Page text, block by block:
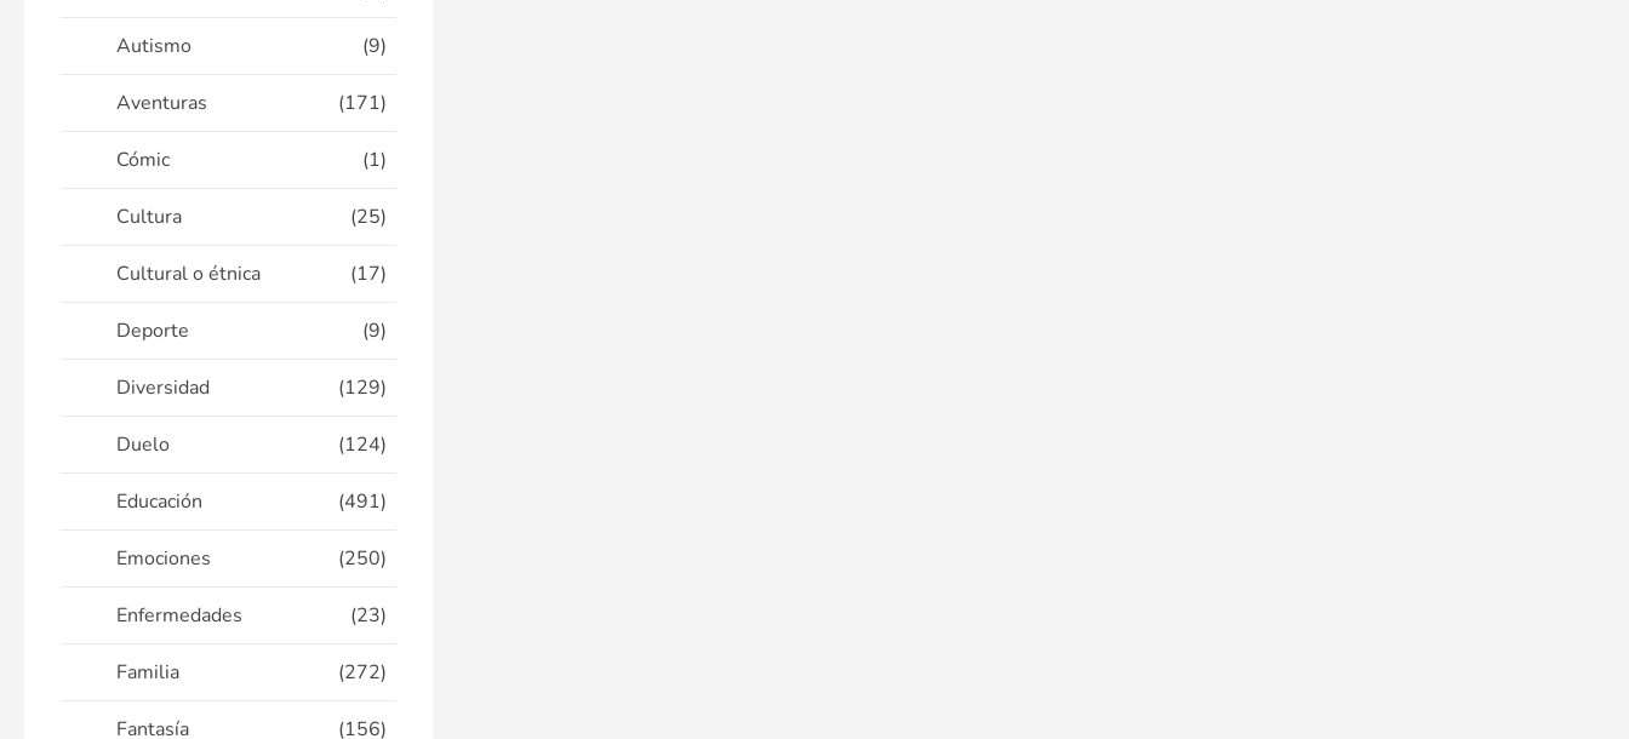
Autismo (9)
Aventuras (171)
Cómic (1)
Cultura (25)
Cultural o étnica (17)
Deporte (9)
Diversidad (129)
Duelo (124)
Educación (491)
Emociones (250)
Enfermedades (23)
Familia (272)
Fantasía (156)